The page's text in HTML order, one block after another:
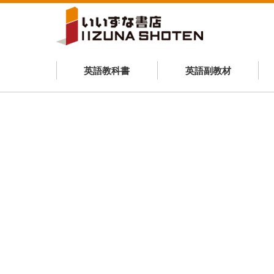
英語教科書 英語副教材